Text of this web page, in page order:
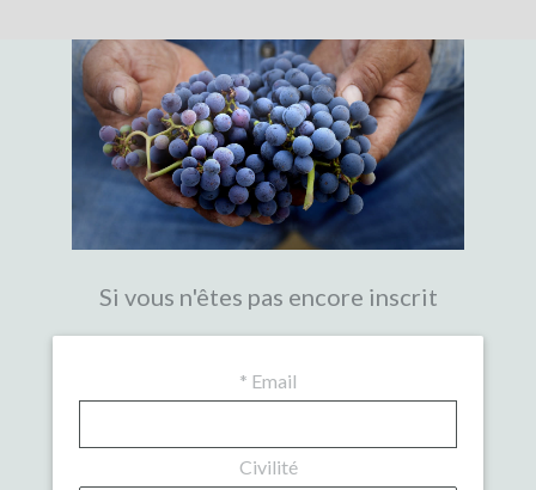
Si vous n'êtes pas encore inscrit
* Email
Civilité